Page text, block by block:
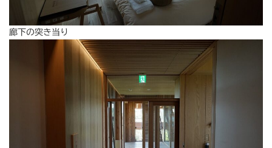
廊下の突き当り